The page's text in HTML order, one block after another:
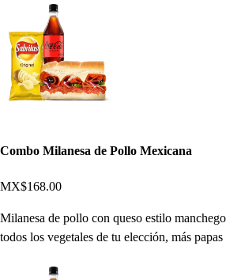
Combo Milanesa de Pollo Mexicana
MX$168.00
Milanesa de pollo con queso estilo
todos los vegetales de tu elección, más